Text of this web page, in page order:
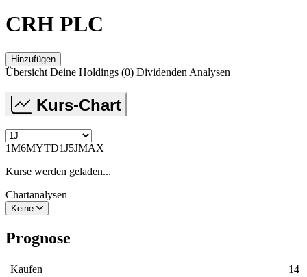
CRH PLC
Hinzufügen
Übersicht Deine Holdings (0) Dividenden Analysen
Kurs-Chart
1M6MYTD1J5JMAX
Kurse werden geladen...
Chartanalysen
Keine
Prognose
Kaufen
14